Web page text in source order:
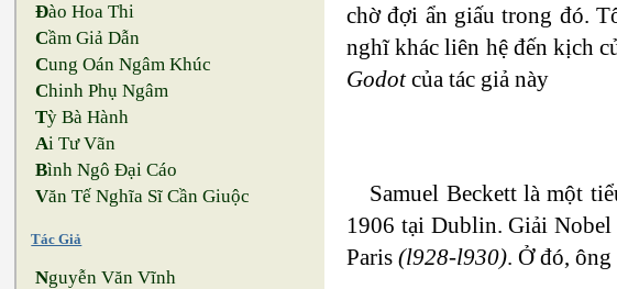
Đào Hoa Thi
Cầm Giả Dẫn
Cung Oán Ngâm Khúc
Chinh Phụ Ngâm
Tỳ Bà Hành
Ai Tư Vãn
Bình Ngô Đại Cáo
Văn Tế Nghĩa Sĩ Cần Giuộc
Tác Giả
Nguyễn Văn Vĩnh
chờ đợi ẩn giấu trong đó.
nghĩ khác liên hệ đến kịch
Godotcủa tác giả này
Samuel Beckett là một
1906 tại Dublin. Giải Nobel
Paris (l928-l930). Ở đó,